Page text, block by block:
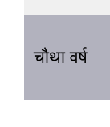
चौथा वर्ष